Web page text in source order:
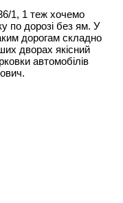
1, 1 теж хочемо
по дорозі без ям. У
дорогам складно
дворах якісний
автомобілів